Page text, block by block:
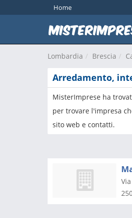
Home
Lombardia Brescia
Arredamento,
MisterImprese ha
per trovare l'impresa
sito web e contatti.